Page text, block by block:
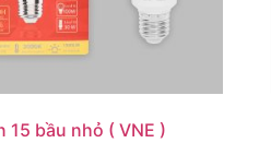
15 bầu nhỏ ( VNE )